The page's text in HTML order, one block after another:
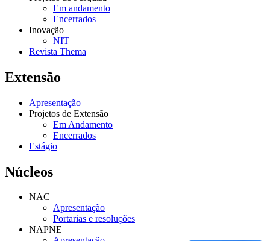
Em andamento
Encerrados
Inovação
NIT
Revista Thema
Extensão
Apresentação
Projetos de Extensão
Em Andamento
Encerrados
Estágio
Núcleos
NAC
Apresentação
Portarias e resoluções
NAPNE